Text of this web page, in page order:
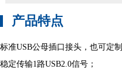
产品特点
标准USB公母插口接头，也可定制
稳定传输1路USB2.0信号；